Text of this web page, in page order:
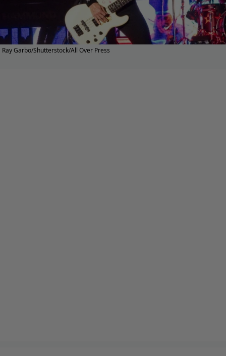
Ray Garbo/Shutterstock/All Over Press